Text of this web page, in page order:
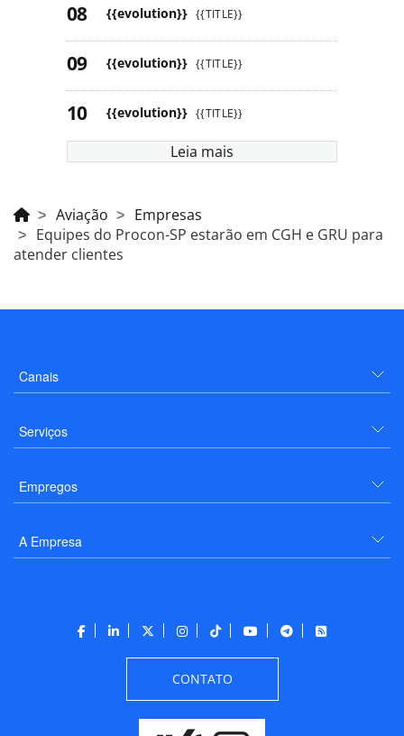
{{evolution}} {{TITLE}}
{{evolution}} {{TITLE}}
{{evolution}} {{TITLE}}
Leia mais
Aviação
Empresas
Equipes do Procon-SP estarão em CGH e GRU para
atender clientes
Canais
Serviços
Empregos
A Empresa
CONTATO